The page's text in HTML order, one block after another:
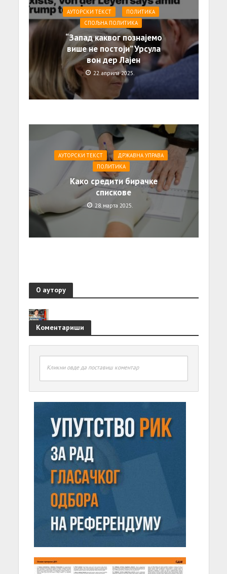
АУТОРСКИ ТЕКСТ
ПОЛИТИКА
СПОЉНА ПОЛИТИКА
“Запад каквог познајемо
више не постоји” Урсула
вон дер Лајен
22. априла 2025.
АУТОРСКИ ТЕКСТ
ДРЖАВНА УПРАВА
ПОЛИТИКА
Како средити бирачке
спискове
28. марта 2025.
О аутору
Коментариши
Кликни овде да поставиш коментар